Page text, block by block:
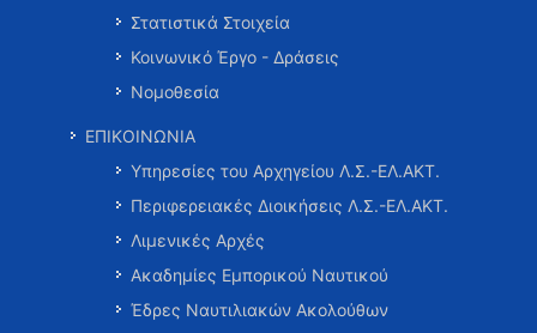
Στατιστικά Στοιχεία
Κοινωνικό Έργο - Δράσεις
Νομοθεσία
ΕΠΙΚΟΙΝΩΝΙΑ
Υπηρεσίες του Αρχηγείου Λ.Σ.-ΕΛ.ΑΚΤ.
Περιφερειακές Διοικήσεις Λ.Σ.-ΕΛ.ΑΚΤ.
Λιμενικές Αρχές
Ακαδημίες Εμπορικού Ναυτικού
Έδρες Ναυτιλιακών Ακολούθων